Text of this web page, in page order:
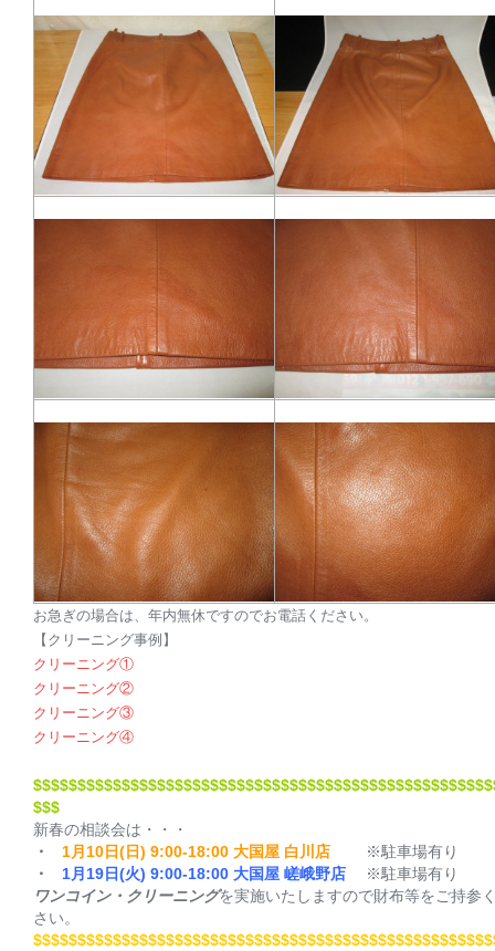
お急ぎの場合は、年内無休ですのでお電話ください。
【クリーニング事例】
クリーニング①
クリーニング②
クリーニング③
クリーニング④
$$$$$$$$$$$$$$$$$$$$$$$$$$$$$$$$$$$$$$$$$$$$$$$$$$$
$$$
新春の相談会は・・・
・ 1月10日(日) 9:00-18:00 大国屋 白川店
※駐車場有り
・ 1月19日(火) 9:00-18:00 大国屋 嵯峨野店
※駐車場有り
ワンコイン・クリーニングを実施いたしますので財布等をご持参
さい。
$$$$$$$$$$$$$$$$$$$$$$$$$$$$$$$$$$$$$$$$$$$$$$$$$$$